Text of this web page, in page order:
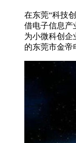
在东莞“科技
借电子信息产
为小微科创企
的东莞市金帝